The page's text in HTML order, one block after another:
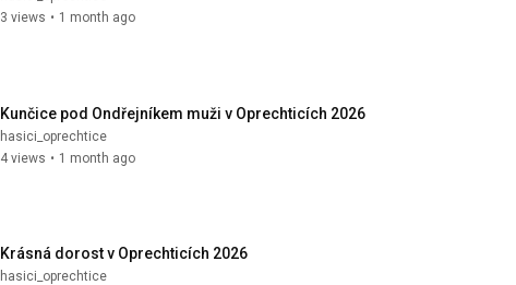
3 views • 1 month ago
Kunčice pod Ondřejníkem muži v Oprechticích 2026
hasici_oprechtice
4 views • 1 month ago
Krásná dorost v Oprechticích 2026
hasici_oprechtice